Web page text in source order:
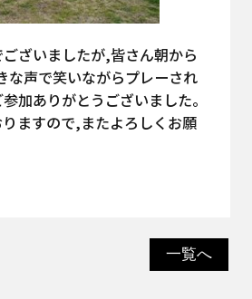
ざいましたが,皆さん朝から
な声で笑いながらプレーされ
加ありがとうございました。
ますので,またよろしくお願
一覧へ